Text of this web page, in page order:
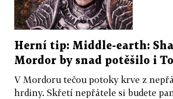
Herní tip: Middle-earth:
Mordor by snad potěšilo i
V Mordoru tečou potoky krve z
hrdiny. Skřetí nepřátele si budete